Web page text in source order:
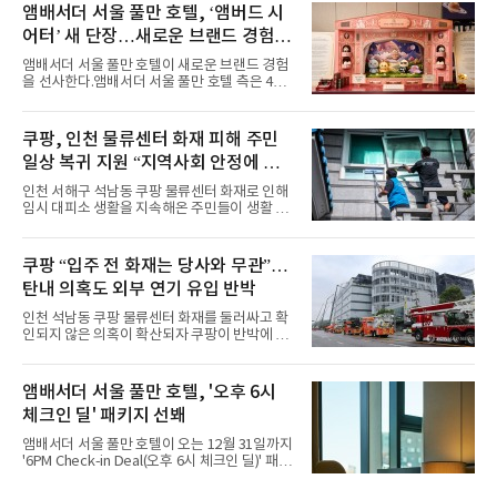
력을 앞세워 매 무대 색다른 볼거리를 선사했다.
특히 화사한 파스텔 톤의 비치웨어부터 청량한
마린룩, 햇살 아래 반짝이는 물결을 연상시키는
스커트, 강렬한 붉은 계열의 스타일링까지 각기
다른 매력을 선보였다. 브브걸은 다채로운 여름
패션을 완벽하게 소화하며 보
앰배서더 서울 풀만 호텔, ‘앰버드 시
어터’ 새 단장…새로운 브랜드 경험 선
사
앰배서더 서울 풀만 호텔이 새로운 브랜드 경험
을 선사한다.앰배서더 서울 풀만 호텔 측은 4일
이야기를 담은 인형 극장 콘셉트의 공간 ‘앰버드
시어터(Ambird Theater)’를 새롭게 선보인
다”고 밝혔다.앰배서더 서울 풀만 호텔은 로비
한편에 마련된 앰버드 존을 통해 앰버드의 세계
관을 소개해왔다. 앰버드 존은 앰버드가 우주여
행 중 수집한 다양한 굿즈를 전시한 '앰버드 플래
닛(Ambird Planet)과 계절별 플라워 연출로 사
라 극장을 모티브로 한 데코레이션으로 구성됐
다. 무대 공간 및 티켓 박스
쿠팡, 인천 물류센터 화재 피해 주민
일상 복귀 지원 “지역사회 안정에 총
력”
인천 서해구 석남동 쿠팡 물류센터 화재로 인해
임시 대피소 생활을 지속해온 주민들이 생활 터
필먼트서비스(CFS)가 지난 28일부터 화재 피해
주민을 대상으로 전문 출장 청소서비스 지원에
나섬으로써 본격적인 지역사회 복구 작업이 시
작된 것이다.대피소 주민 중심 청소 접수, 첫날
부터 2가구 지원 완료CFS는 신현초등학교, 신
현북초등학교, 신현여자중학교 등 인천 서해구
관내 임시 대피소 3곳에서 체류해온 화재 피해
민들의 호응 속에 CFS는 즉시 행동에 나섰다. 지
난 28일 오후 전문 청소업체와
쿠팡 “입주 전 화재는 당사와 무관”…
탄내 의혹도 외부 연기 유입 반박
인천 석남동 쿠팡 물류센터 화재를 둘러싸고 확
인되지 않은 의혹이 확산되자 쿠팡이 반박에 나
에 대해서는 외부 화재 연기 유입이라고 설명했
고, 2023년 같은 물류센터에서 발생한 화재에
대해서도 쿠팡 입주 전 공사 과정에서 벌어진 일
이라며 선을 그었다.쿠팡은 21일 인천 물류센터
내부에서 불이 타는 냄새가 났다는 의혹과 관련
해 “사실무근”이라는 입장을 밝혔다.회사 측은
“인근에서 지난 15일 다른 회사에서 발생한 대
앰배서더 서울 풀만 호텔, '오후 6시
체크인 딜' 패키지 선봬
앰배서더 서울 풀만 호텔이 오는 12월 31일까지
'6PM Check-in Deal(오후 6시 체크인 딜)' 패키